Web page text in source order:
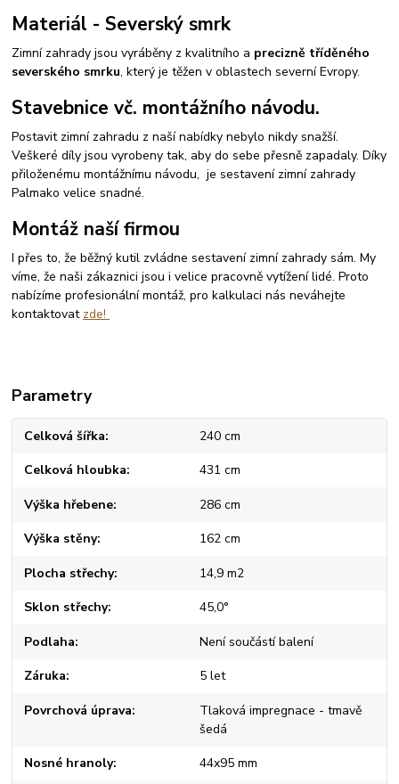
Materiál - Severský smrk
Zimní zahrady jsou vyráběny z kvalitního a precizně tříděného
severského smrku, který je těžen v oblastech severní Evropy.
Stavebnice vč. montážního návodu.
Postavit zimní zahradu z naší nabídky nebylo nikdy snažší.
Veškeré díly jsou vyrobeny tak, aby do sebe přesně zapadaly. Díky
přiloženému montážnímu návodu, je sestavení zimní zahrady
Palmako velice snadné.
Montáž naší firmou
I přes to, že běžný kutil zvládne sestavení zimní zahrady sám. My
víme, že naši zákaznici jsou i velice pracovně vytížení lidé. Proto
nabízíme profesionální montáž, pro kalkulaci nás neváhejte
kontaktovat zde!
Parametry
Celková šířka 240 cm
Celková hloubka 431 cm
Výška hřebene 286 cm
Výška stěny 162 cm
Plocha střechy 14,9 m2
Sklon střechy 45,0°
Podlaha Není součástí balení
Záruka 5 let
Povrchová úprava
Tlaková impregnace - tmavě
šedá
Nosné hranoly 44x95 mm